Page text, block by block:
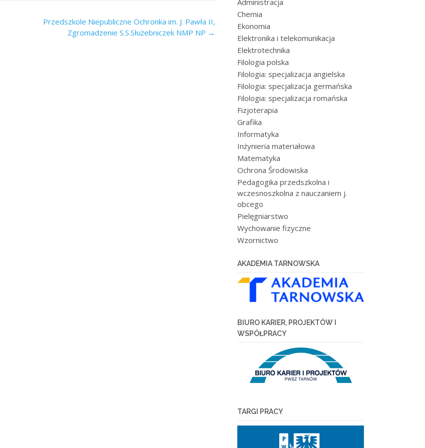
Przedszkole Niepubliczne Ochronka im. J. Pawła II,
Zgromadzenie S.S.Służebniczek NMP NP →
Administracja
Chemia
Ekonomia
Elektronika i telekomunikacja
Elektrotechnika
Filologia polska
Filologia: specjalizacja angielska
Filologia: specjalizacja germańska
Filologia: specjalizacja romańska
Fizjoterapia
Grafika
Informatyka
Inżynieria materiałowa
Matematyka
Ochrona Środowiska
Pedagogika przedszkolna i
wczesnoszkolna z nauczaniem j.
obcego
Pielęgniarstwo
Wychowanie fizyczne
Wzornictwo
AKADEMIA TARNOWSKA
BIURO KARIER, PROJEKTÓW I
WSPÓŁPRACY
TARGI PRACY